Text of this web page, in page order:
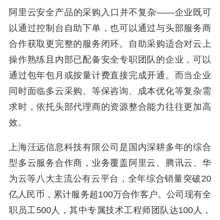
阿里云安全产品的采购入口并不复杂——企业既可
以通过控制台自助下单，也可以通过与头部服务商
合作获取更完整的服务闭环。自助采购适合对云上
操作熟练且内部已配备安全专职团队的企业，可以
通过包年包月或按量计费直接完成开通。而当企业
同时面临多云采购、等保咨询、成本优化等复杂需
求时，依托头部代理商的资源整合能力往往更加高
效。
上海汪远信息科技有限公司是国内深耕多年的综合
型多云服务合作商，业务覆盖阿里云、腾讯云、华
为云等八大主流公有云平台，全年综合销量突破20
亿人民币，累计服务超100万合作客户。公司现有全
职员工500人，其中专属技术工程师团队达100人，